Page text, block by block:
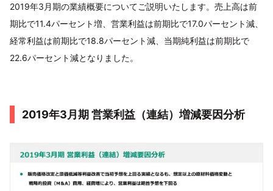
2019年3月期の業績概要についてご説明いたします。売上高は前
期比で11.4パーセント増、営業利益は前期比で17.0パーセント減、
経常利益は前期比で18.8パーセント減、当期純利益は前期比で
22.6パーセント減となりました。
2019年3月期 営業利益（連結）増減要因分析